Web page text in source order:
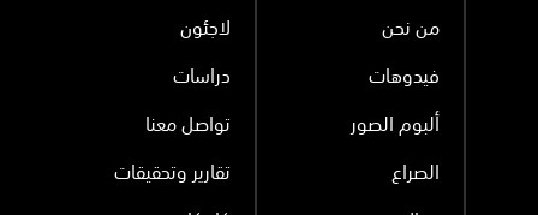
من نحن لاجئون
فيدوهات دراسات
ألبوم الصور تواصل معنا
الصراع تقارير وتحقيقات